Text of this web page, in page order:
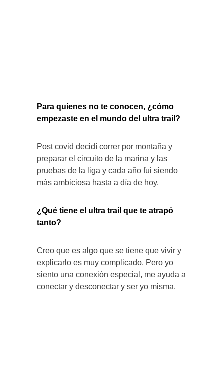
Para quienes no te conocen, ¿cómo
empezaste en el mundo del ultra trail?
Post covid decidí correr por montaña y
preparar el circuito de la marina y las
pruebas de la liga y cada año fui siendo
más ambiciosa hasta a día de hoy.
¿Qué tiene el ultra trail que te atrapó
tanto?
Creo que es algo que se tiene que vivir y
explicarlo es muy complicado. Pero yo
siento una conexión especial, me ayuda a
conectar y desconectar y ser yo misma.